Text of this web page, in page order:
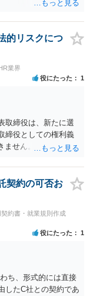
的リスクにつ
業界
役にたった 1
取締役は、新たに選
締役としての権利義
ません。 ③金融機関
あっても、第三者か
法429条１項）。
契約の可否お
約書・就業規則作成
役にたった 1
ち、形式的には直接
したC社との契約であ